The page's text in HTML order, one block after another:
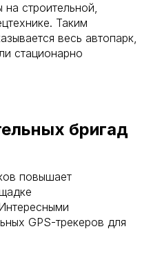
на строительной,
Таким
весь автопарк,
стационарно
бригад
повышает
GPS-трекеров для